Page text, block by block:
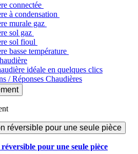
connectée
à condensation
murale gaz
sol gaz
sol fioul
basse température
idéale en quelques clics
/ Réponses Chaudières
réversible pour une seule pièce
pour une seule pièce